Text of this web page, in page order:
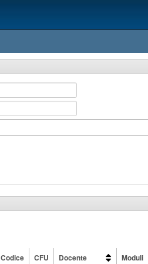
Codice CFU Docente
Moduli